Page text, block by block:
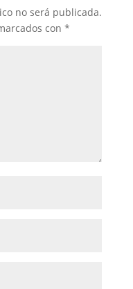
no será publicada.
con *